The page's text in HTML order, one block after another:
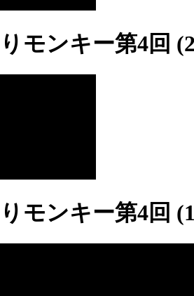
モンキー第4回
モンキー第4回